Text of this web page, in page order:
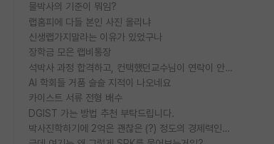
물박사의 기준이 뭐임?
랩홈피에 다들 본인 사진 올리냐
신생랩가지말라는 이유가 있었구나
장학금 모은 랩비통장
석박사 과정 합격하고, 컨택했던교수님이 연락이 안됩니다...
AI 학회들 거품 슬슬 지적이 나오네요
카이스트 서류 전형 배수
DGIST 가는 방법 추천 부탁드립니다.
박사진학하기에 2억은 괜찮은 (?) 정도의 경제력인가요